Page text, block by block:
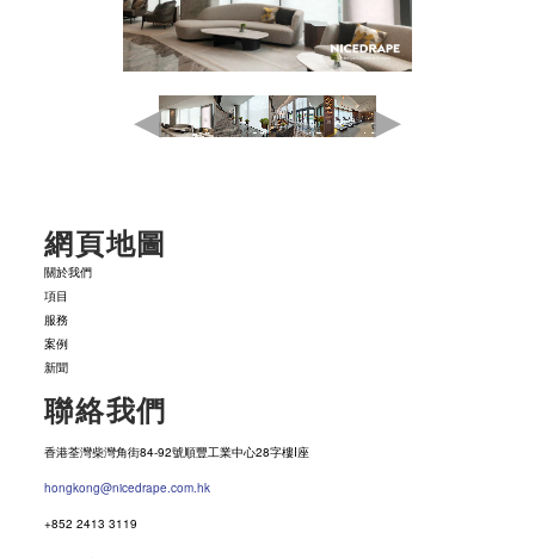
網頁地圖
關於我們
項目
服務
案例
新聞
聯絡我們
香港荃灣柴灣角街84-92號順豐工業中心28字樓I座
hongkong@nicedrape.com.hk
+852 2413 3119